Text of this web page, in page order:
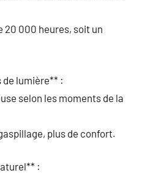
20 000 heures, soit un
lumière** :
selon les moments de la
plus de confort.
: